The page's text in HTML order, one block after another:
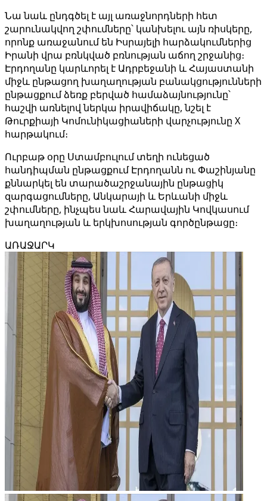
Նա նաև ընդգծել է այլ առաջնորդների հետ
շարունակվող շփումները՝ կանխելու այն ռիսկերը,
որոնք առաջանում են Իսրայելի հարձակումներից
Իրանի վրա բռնկված բռնության աճող շրջանից։
Էրդողանը կարևորել է Ադրբեջանի և Հայաստանի
միջև ընթացող խաղաղության բանակցությունների
ընթացքում ձեռք բերված համաձայնությունը՝
հաշվի առնելով ներկա իրավիճակը, նշել է
Թուրքիայի Կոմունիկացիաների վարչությունը X
հարթակում։
Ուրբաթ օրը Ստամբուլում տեղի ունեցած
հանդիպման ընթացքում Էրդողանն ու Փաշինյանը
քննարկել են տարածաշրջանային ընթացիկ
զարգացումները, Անկարայի և Երևանի միջև
շփումները, ինչպես նաև Հարավային Կովկասում
խաղաղության և երկխոսության գործընթացը։
ԱՌԱՋԱՐԿ